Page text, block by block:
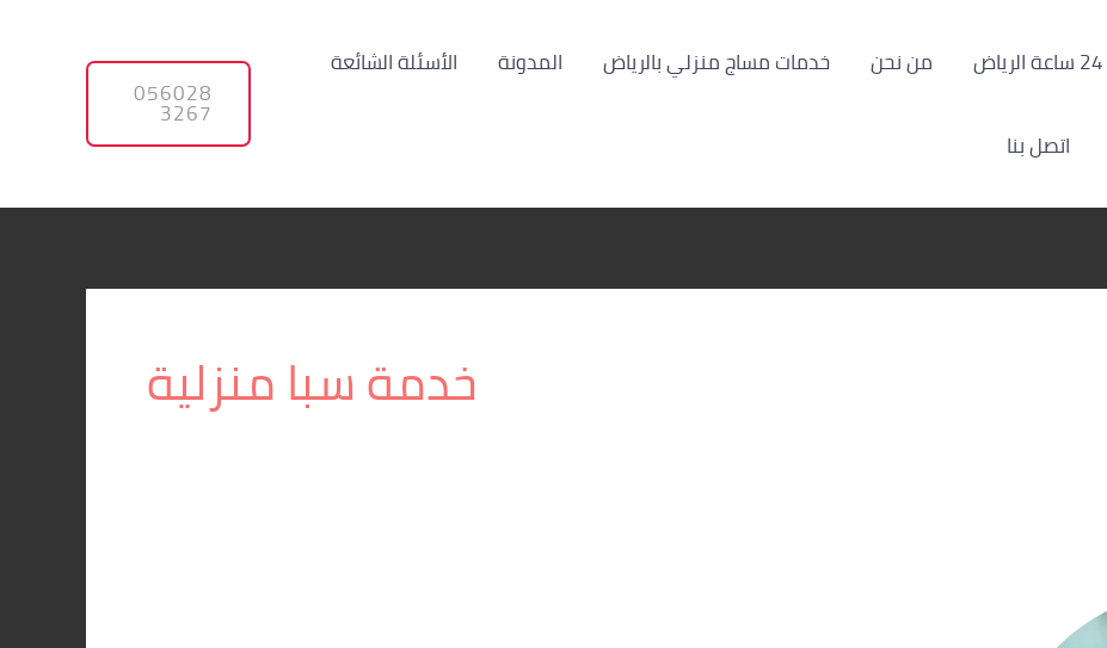
من نحن خدمات مساج منزلي بالرياض المدونة الأسئلة الشائعة
اتصل بنا
056028
3267
خدمة سبا منزلية